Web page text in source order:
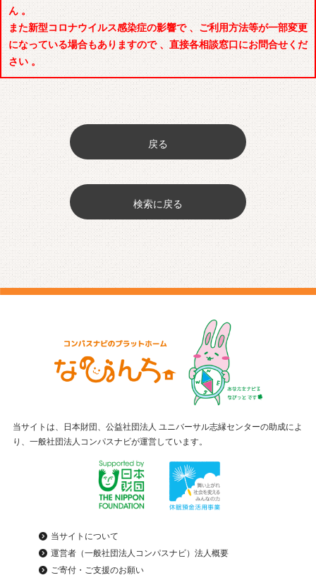
ん 。
また新型コロナウイルス感染症の影響で 、ご利用方法等が一部変更
になっている場合もありますので 、直接各相談窓口にお問合せくだ
さい 。
戻る
検索に戻る
当サイトは、日本財団、公益社団法人 ユニバーサル志縁センターの助成によ
り、一般社団法人コンパスナビが運営しています。
当サイトについて
運営者（一般社団法人コンパスナビ）法人概要
ご寄付・ご支援のお願い